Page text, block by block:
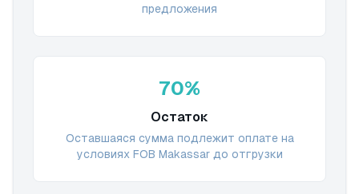
предложения
70%
Остаток
Оставшаяся сумма подлежит оплате на
условиях FOB Makassar до отгрузки